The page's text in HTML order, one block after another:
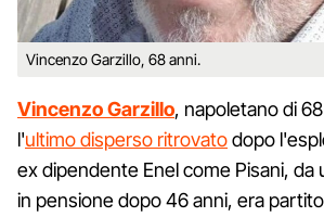
Vincenzo Garzillo, 68 anni.
VincenzoGarzillo, napoletano di
l'ultimo disperso ritrovatodopo
ex dipendente Enel come Pisani, da
in pensione dopo 46 anni, era